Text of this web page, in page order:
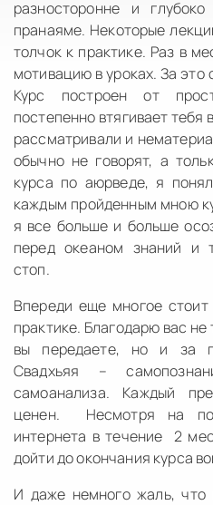
разносторонне и
пранаяме. Некоторые
толчок к практике. Раз в
мотивацию в уроках. За это
Курс построен от
постепенно втягивает тебя
рассматривали и
обычно не говорят, а
курса по аюрведе, я
каждым пройденным мною
я все больше и больше
перед океаном знаний и
стоп.
Впереди еще многое стоит
практике. Благодарю вас
вы передаете, но и за
Свадхьяя –
самоанализа. Каждый
ценен. Несмотря на
интернета в течение 2
дойти до окончания курса
И даже немного жаль, что